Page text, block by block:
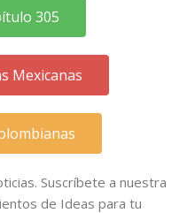
305
Mexicanas
Suscríbete a nuestra
de Ideas para tu